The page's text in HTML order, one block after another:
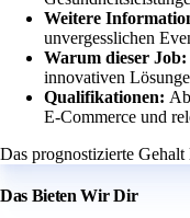
Weitere
unvergesslichen
Warum dieser Job:
innovativen
Qualifikationen:
E-Commerce und
Das prognostizierte
Das Bieten Wir Dir